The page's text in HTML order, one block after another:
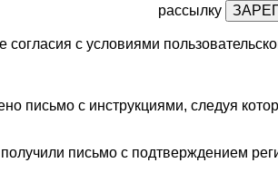
рассылку
согласия с условиями
письмо с инструкциями, следуя
письмо с подтверждением